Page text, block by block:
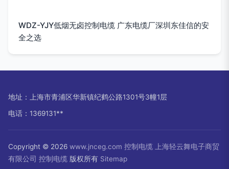
WDZ-YJY低烟无卤控制电缆 广东电缆厂深圳东佳信的安
全之选
地址：上海市青浦区华新镇纪鹤公路1301号3幢1层
电话：1369131**
Copyright © 2026 www.jnceg.com 控制电缆
上海轻云舞电子商贸
有限公司 控制电缆 版权所有 Sitemap